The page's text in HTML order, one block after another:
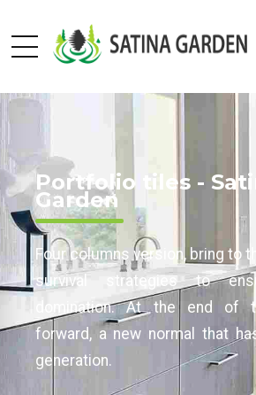
Portfolio tiles -
Garden
Four columns version, bring to
survival strategies to
domination. At the end of
forward, a new normal that
generation.